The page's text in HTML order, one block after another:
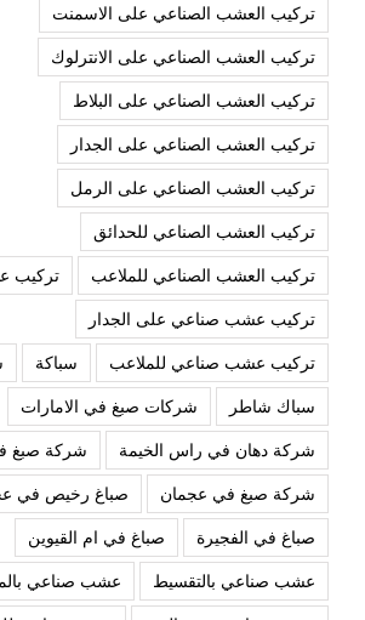
تركيب العشب الصناعي على الاسمنت
تركيب العشب الصناعي على الانترلوك
تركيب العشب الصناعي على البلاط
تركيب العشب الصناعي على الجدار
تركيب العشب الصناعي على الرمل
تركيب العشب الصناعي للحدائق
تركيب العشب الصناعي للملاعب
تركيب
تركيب عشب صناعي على الجدار
تركيب عشب صناعي للملاعب
سباكة
سباك شاطر
شركات صبغ في الامارات
شركة دهان في راس الخيمة
شركة صبغ
شركة صبغ في عجمان
صباغ رخيص في
صباغ في الفجيرة
صباغ في ام القيوين
عشب صناعي بالتقسيط
عشب صناعي